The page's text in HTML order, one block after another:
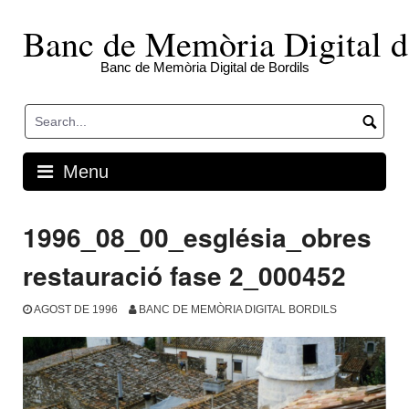
contentBanc de Memòria Digital
Banc de Memòria Digital de Bordils
Menu
1996_08_00_església_obres
restauració fase 2_000452
AGOST DE 1996 BANC DE MEMÒRIA DIGITAL BORDILS